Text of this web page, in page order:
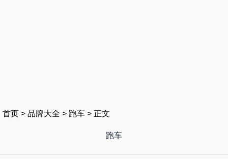
首页 > 品牌大全 > 跑车 > 正文
跑车